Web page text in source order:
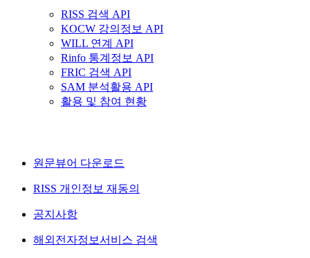
RISS 검색 API
KOCW 강의정보 API
WILL 연계 API
Rinfo 통계정보 API
FRIC 검색 API
SAM 분석활용 API
활용 및 참여 현황
원문뷰어 다운로드
RISS 개인정보 재동의
공지사항
해외전자정보서비스 검색